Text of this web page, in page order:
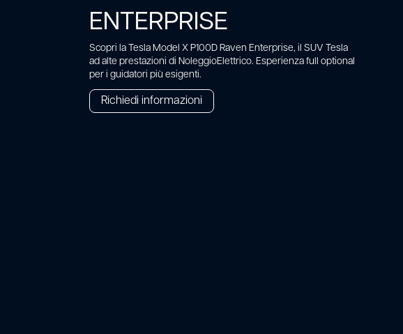
ENTERPRISE
Scopri la Tesla Model X P100D Raven Enterprise, il SUV Tesla
ad alte prestazioni di NoleggioElettrico. Esperienza full optional
per i guidatori più esigenti.
Richiedi informazioni